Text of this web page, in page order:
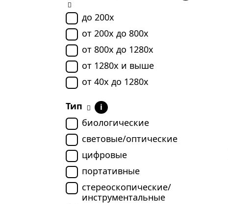
до 200x
от 200x до 800x
от 800x до 1280x
от 1280x и выше
от 40x до 1280x
Тип i
биологические
световые/оптические
цифровые
портативные
стереоскопические/
инструментальные